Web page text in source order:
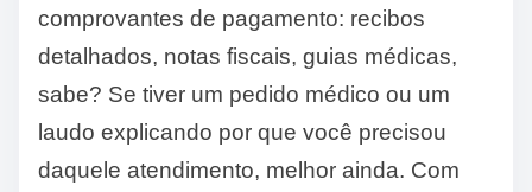
comprovantes de pagamento: recibos
detalhados, notas fiscais, guias médicas,
sabe? Se tiver um pedido médico ou um
laudo explicando por que você precisou
daquele atendimento, melhor ainda. Com